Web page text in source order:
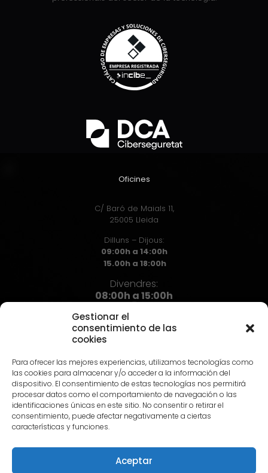
Gestionar el
consentimiento de las
cookies
Para ofrecer las mejores experiencias, utilizamos tecnologías como
las cookies para almacenar y/o acceder a la información del
dispositivo. El consentimiento de estas tecnologías nos permitirá
procesar datos como el comportamiento de navegación o las
identificaciones únicas en este sitio. No consentir o retirar el
consentimiento, puede afectar negativamente a ciertas
características y funciones.
Aceptar
Oficines
C/ Baró de Maials 11,
25005 Lleida
Dilluns – Dijous:
09:00h a 14:00h
15.00h a 18:00h
Divendres:
08:00h a 15:00h
973 72 71 72
info@hst.cat